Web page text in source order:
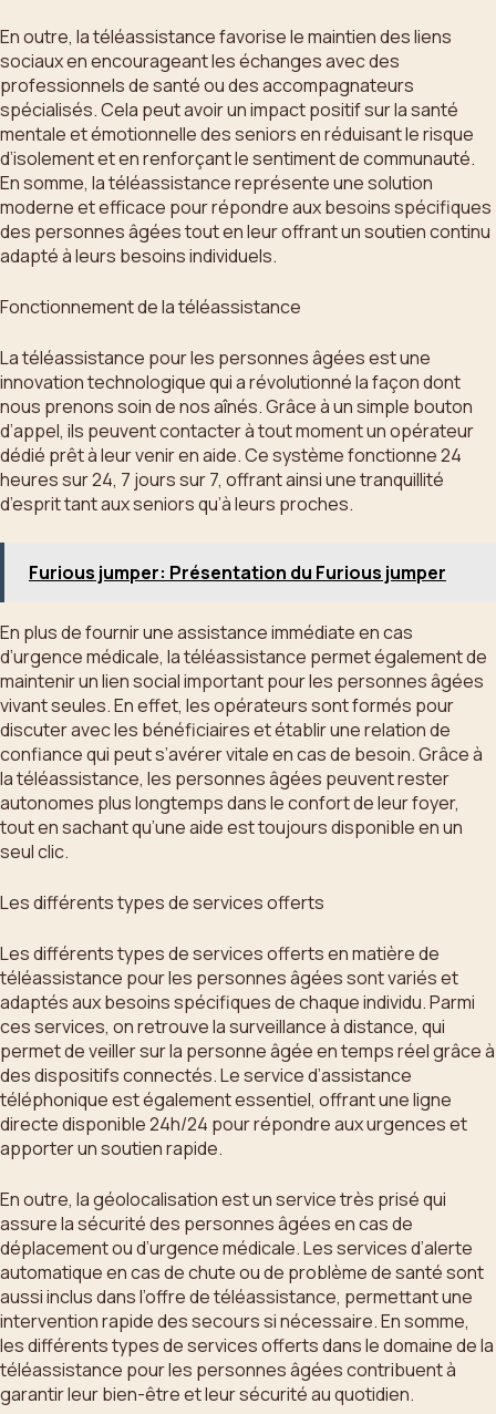
En outre, la téléassistance favorise le maintien des liens
sociaux en encourageant les échanges avec des
professionnels de santé ou des accompagnateurs
spécialisés. Cela peut avoir un impact positif sur la santé
mentale et émotionnelle des seniors en réduisant le risque
d’isolement et en renforçant le sentiment de communauté.
En somme, la téléassistance représente une solution
moderne et efficace pour répondre aux besoins spécifiques
des personnes âgées tout en leur offrant un soutien continu
adapté à leurs besoins individuels.
Fonctionnement de la téléassistance
La téléassistance pour les personnes âgées est une
innovation technologique qui a révolutionné la façon dont
nous prenons soin de nos aînés. Grâce à un simple bouton
d’appel, ils peuvent contacter à tout moment un opérateur
dédié prêt à leur venir en aide. Ce système fonctionne 24
heures sur 24, 7 jours sur 7, offrant ainsi une tranquillité
d’esprit tant aux seniors qu’à leurs proches.
Furious jumper: Présentation du Furious jumper
En plus de fournir une assistance immédiate en cas
d’urgence médicale, la téléassistance permet également de
maintenir un lien social important pour les personnes âgées
vivant seules. En effet, les opérateurs sont formés pour
discuter avec les bénéficiaires et établir une relation de
confiance qui peut s’avérer vitale en cas de besoin. Grâce à
la téléassistance, les personnes âgées peuvent rester
autonomes plus longtemps dans le confort de leur foyer,
tout en sachant qu’une aide est toujours disponible en un
seul clic.
Les différents types de services offerts
Les différents types de services offerts en matière de
téléassistance pour les personnes âgées sont variés et
adaptés aux besoins spécifiques de chaque individu. Parmi
ces services, on retrouve la surveillance à distance, qui
permet de veiller sur la personne âgée en temps réel grâce à
des dispositifs connectés. Le service d’assistance
téléphonique est également essentiel, offrant une ligne
directe disponible 24h/24 pour répondre aux urgences et
apporter un soutien rapide.
En outre, la géolocalisation est un service très prisé qui
assure la sécurité des personnes âgées en cas de
déplacement ou d’urgence médicale. Les services d’alerte
automatique en cas de chute ou de problème de santé sont
aussi inclus dans l’offre de téléassistance, permettant une
intervention rapide des secours si nécessaire. En somme,
les différents types de services offerts dans le domaine de la
téléassistance pour les personnes âgées contribuent à
garantir leur bien-être et leur sécurité au quotidien.